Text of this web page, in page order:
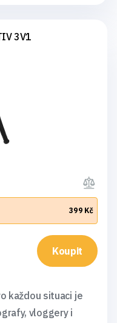
3V1
399 Kč
Koupit
každou situaci je
vloggery i